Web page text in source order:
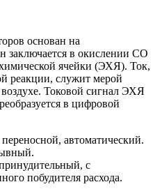
основан на
заключается в окислении СО
ячейки (ЭХЯ). Ток,
реакции, служит мерой
Токовой сигнал ЭХЯ
в цифровой
переносной, автоматический.
с
побудителя расхода.